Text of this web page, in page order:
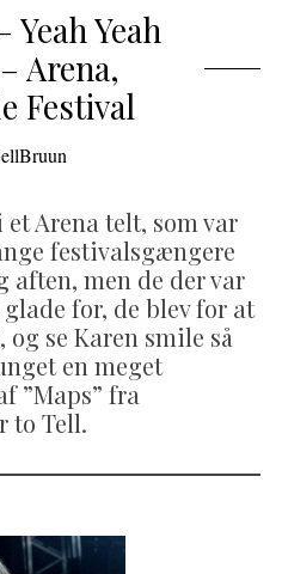
Yeah Yeah
Arena,
Festival
Arena telt, som var
festivalsgængere
aften, men de der var
for, de blev for at
og se Karen smile så
en meget
”Maps” fra
to Tell.